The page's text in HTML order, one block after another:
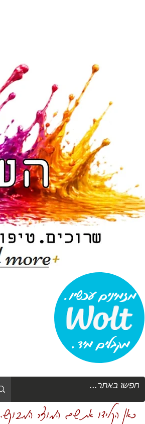
מזמינים עכשיו.
מקבלים מיד.
כאן הקלידו את שם המוצר המבוקש.